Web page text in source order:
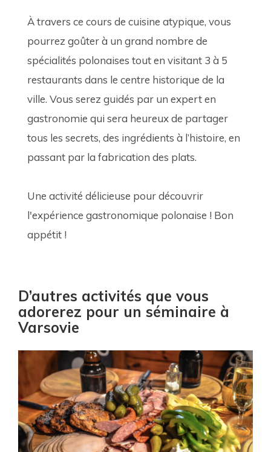
À travers ce cours de cuisine atypique, vous
pourrez goûter à un grand nombre de
spécialités polonaises tout en visitant 3 à 5
restaurants dans le centre historique de la
ville. Vous serez guidés par un expert en
gastronomie qui sera heureux de partager
tous les secrets, des ingrédients à l’histoire, en
passant par la fabrication des plats.
Une activité délicieuse pour découvrir
l'expérience gastronomique polonaise ! Bon
appétit !
D’autres activités que vous
adorerez pour un séminaire à
Varsovie